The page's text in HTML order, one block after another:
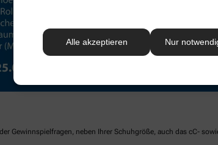
Alle akzeptieren Nur
Gewinnspielfragen, neben Ihrer Schuhgröße, auch das cC-